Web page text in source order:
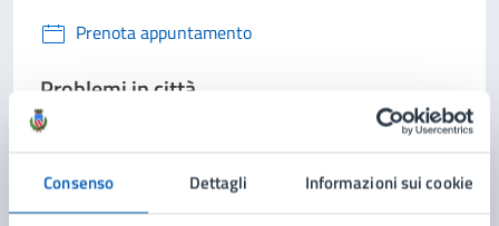
Consenso Dettagli Informazioni sui cookie
Prenota appuntamento
Problemi in città